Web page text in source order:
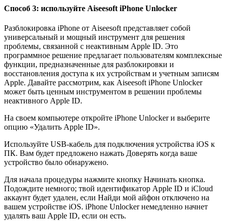
Способ 3: используйте Aiseesoft iPhone Unlocker
Разблокировка iPhone от Aiseesoft представляет собой
универсальный и мощный инструмент для решения
проблемы, связанной с неактивным Apple ID. Это
программное решение предлагает пользователям комплексные
функции, предназначенные для разблокировки и
восстановления доступа к их устройствам и учетным записям
Apple. Давайте рассмотрим, как Aiseesoft iPhone Unlocker
может быть ценным инструментом в решении проблемы
неактивного Apple ID.
На своем компьютере откройте iPhone Unlocker и выберите
опцию «Удалить Apple ID».
Используйте USB-кабель для подключения устройства iOS к
ПК. Вам будет предложено нажать Доверять когда ваше
устройство было обнаружено.
Для начала процедуры нажмите кнопку Начинать кнопка.
Подождите немного; твой идентификатор Apple ID и iCloud
аккаунт будет удален, если Найди мой айфон отключено на
вашем устройстве iOS. iPhone Unlocker немедленно начнет
удалять ваш Apple ID, если он есть.